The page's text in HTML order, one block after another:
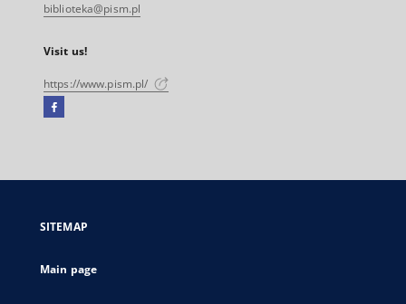
biblioteka@pism.pl
Visit us!
https://www.pism.pl/
Facebook
open
new
SITEMAP
Main page